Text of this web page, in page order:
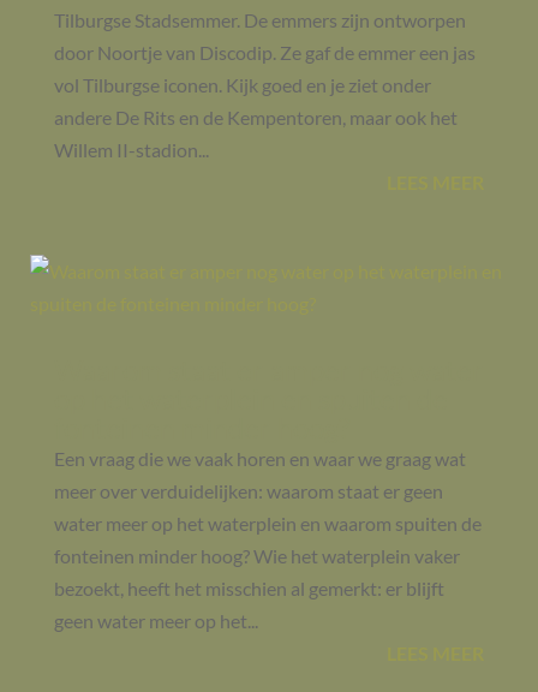
Tilburgse Stadsemmer. De emmers zijn ontworpen
door Noortje van Discodip. Ze gaf de emmer een jas
vol Tilburgse iconen. Kijk goed en je ziet onder
andere De Rits en de Kempentoren, maar ook het
Willem II-stadion...
Een vraag die we vaak horen en waar we graag wat
meer over verduidelijken: waarom staat er geen
water meer op het waterplein en waarom spuiten de
fonteinen minder hoog? Wie het waterplein vaker
bezoekt, heeft het misschien al gemerkt: er blijft
geen water meer op het...